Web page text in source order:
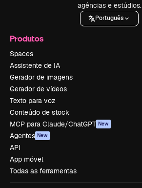
agências e estúdios.
Português
Produtos
Spaces
Assistente de IA
Gerador de imagens
Gerador de vídeos
Texto para voz
Conteúdo de stock
MCP para Claude/ChatGPT New
Agentes New
API
App móvel
Todas as ferramentas